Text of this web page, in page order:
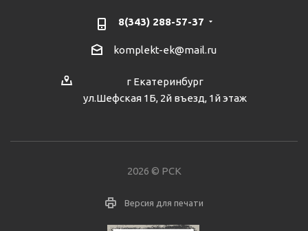
8(343) 288-57-37
komplekt-ek@mail.ru
г Екатеринбург
ул.Шефская 1Б, 2й въезд, 1й этаж
2026 © РСК
Версия для печати